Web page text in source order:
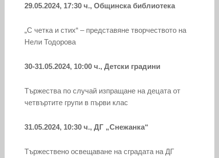
29.05.2024, 17:30 ч., Общинска библиотека
„С четка и стих“ – представяне творчеството на
Нели Тодорова
30-31.05.2024, 10:00 ч., Детски градини
Тържества по случай изпращане на децата от
четвъртите групи в първи клас
31.05.2024, 10:30 ч., ДГ „Снежанка“
Тържествено освещаване на сградата на ДГ